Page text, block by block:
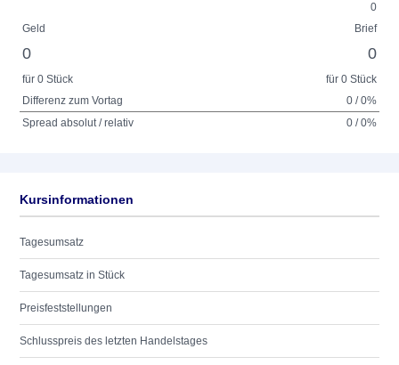
0
Geld
Brief
0 0
für 0 Stück
für 0 Stück
Differenz zum Vortag
0 / 0%
Spread absolut / relativ
0 / 0%
Kursinformationen
Tagesumsatz
Tagesumsatz in Stück
Preisfeststellungen
Schlusspreis des letzten Handelstages